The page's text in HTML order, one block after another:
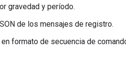
gravedad y período.
de los mensajes de registro.
en formato de secuencia de